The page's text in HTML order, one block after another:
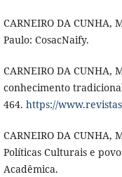
CARNEIRO DA CUNHA,
Paulo: CosacNaify.
CARNEIRO DA CUNHA,
conhecimento
464. https://
CARNEIRO DA CUNHA,
Políticas Culturais e
Acadêmica.